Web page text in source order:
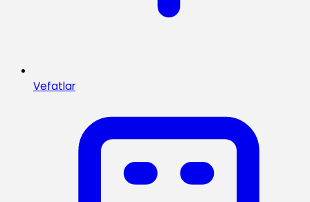
Vefatlar